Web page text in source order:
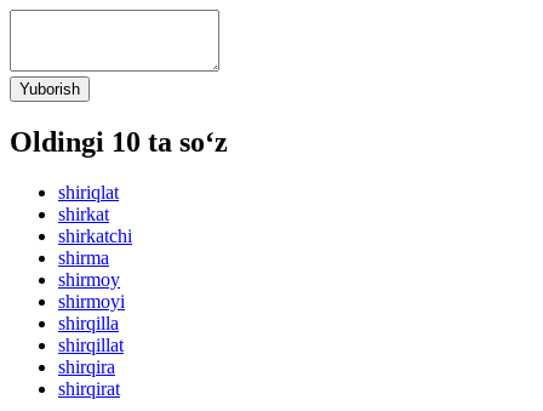
Yuborish
Oldingi 10 ta so‘z
shiriqlat
shirkat
shirkatchi
shirma
shirmoy
shirmoyi
shirqilla
shirqillat
shirqira
shirqirat